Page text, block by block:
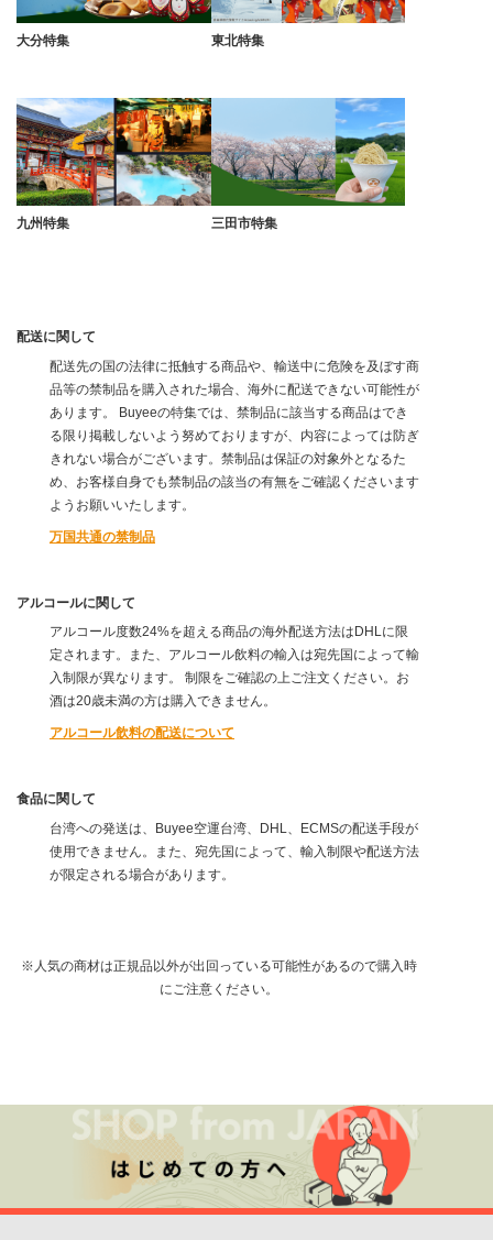
大分特集 東北特集
九州特集 三田市特集
配送に関して
配送先の国の法律に抵触する商品や、輸送中に危険を及ぼす商
品等の禁制品を購入された場合、海外に配送できない可能性が
あります。 Buyeeの特集では、禁制品に該当する商品はでき
る限り掲載しないよう努めておりますが、内容によっては防ぎ
きれない場合がございます。禁制品は保証の対象外となるた
め、お客様自身でも禁制品の該当の有無をご確認くださいます
ようお願いいたします。
万国共通の禁制品
アルコールに関して
アルコール度数24%を超える商品の海外配送方法はDHLに限
定されます。また、アルコール飲料の輸入は宛先国によって輸
入制限が異なります。 制限をご確認の上ご注文ください。お
酒は20歳未満の方は購入できません。
アルコール飲料の配送について
食品に関して
台湾への発送は、Buyee空運台湾、DHL、ECMSの配送手段が
使用できません。また、宛先国によって、輸入制限や配送方法
が限定される場合があります。
※人気の商材は正規品以外が出回っている可能性があるので購入時
にご注意ください。